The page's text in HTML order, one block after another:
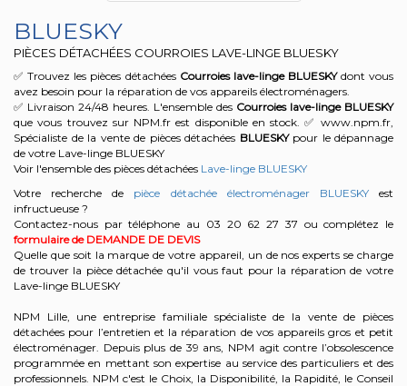
BLUESKY
PIÈCES DÉTACHÉES COURROIES LAVE-LINGE BLUESKY
✅ Trouvez les pièces détachées Courroies lave-linge BLUESKYdont vous
avez besoin pour la réparation de vos appareils électroménagers.
✅ Livraison 24/48 heures. L'ensemble des Courroies lave-linge BLUESKY
que vous trouvez sur NPM.fr est disponible en stock. ✅ www.npm.fr,
Spécialiste de la vente de pièces détachées BLUESKYpour le dépannage
de votre Lave-linge BLUESKY
Voir l'ensemble des pièces détachées Lave-linge BLUESKY
Votre recherche de pièce détachée électroménager BLUESKYest
infructueuse ?
Contactez-nous par téléphone au 03 20 62 27 37 ou complétez le
formulaire de DEMANDE DE DEVIS
Quelle que soit la marque de votre appareil, un de nos experts se charge
de trouver la pièce détachée qu'il vous faut pour la réparation de votre
Lave-linge BLUESKY
NPM Lille, une entreprise familiale spécialiste de la vente de pièces
détachées pour l’entretien et la réparation de vos appareils gros et petit
électroménager. Depuis plus de 39 ans, NPM agit contre l’obsolescence
programmée en mettant son expertise au service des particuliers et des
professionnels. NPM c'est le Choix, la Disponibilité, la Rapidité, le Conseil